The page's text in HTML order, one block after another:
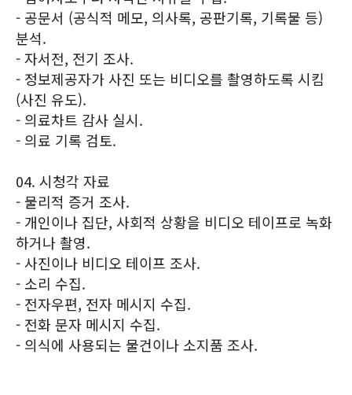
- 공문서 (공식적 메모, 의사록, 공판기록, 기록물 등)
분석.
- 자서전, 전기 조사.
- 정보제공자가 사진 또는 비디오를 촬영하도록 시킴
(사진 유도).
- 의료차트 감사 실시.
- 의료 기록 검토.
04. 시청각 자료
- 물리적 증거 조사.
- 개인이나 집단, 사회적 상황을 비디오 테이프로 녹화
하거나 촬영.
- 사진이나 비디오 테이프 조사.
- 소리 수집.
- 전자우편, 전자 메시지 수집.
- 전화 문자 메시지 수집.
- 의식에 사용되는 물건이나 소지품 조사.